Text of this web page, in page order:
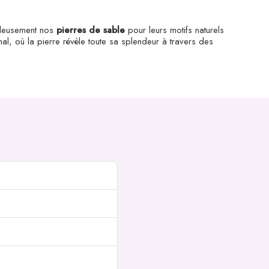
nos pierres de sablepour leurs motifs naturels
où la pierre révèle toute sa splendeur à travers des